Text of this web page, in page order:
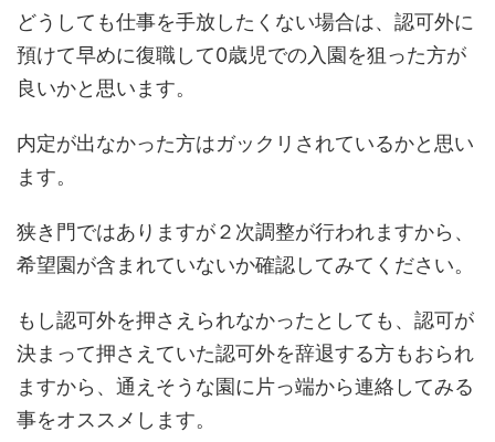
どうしても仕事を手放したくない場合は、認可外に
預けて早めに復職して0歳児での入園を狙った方が
良いかと思います。
内定が出なかった方はガックリされているかと思い
ます。
狭き門ではありますが２次調整が行われますから、
希望園が含まれていないか確認してみてください。
もし認可外を押さえられなかったとしても、認可が
決まって押さえていた認可外を辞退する方もおられ
ますから、通えそうな園に片っ端から連絡してみる
事をオススメします。